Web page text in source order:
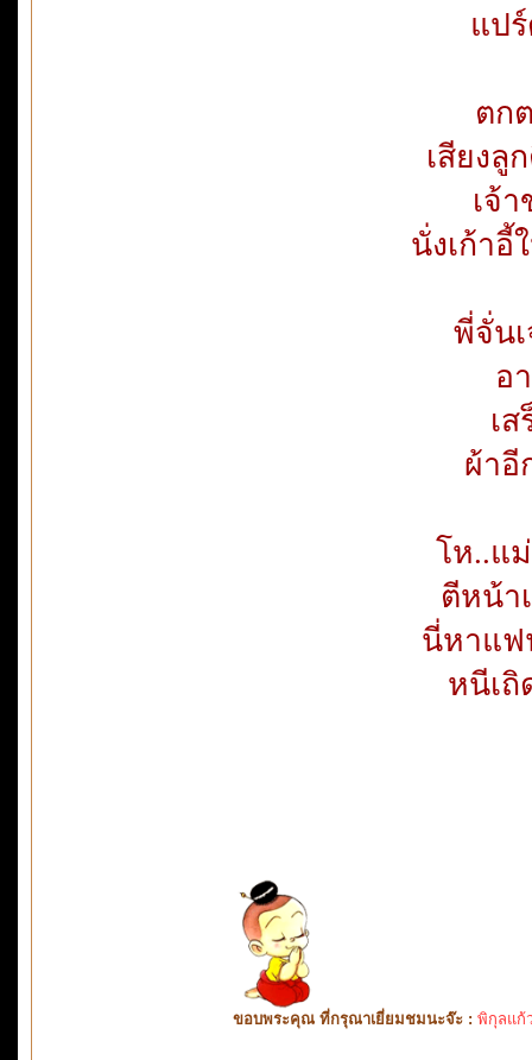
แป
ตก
เสียงลู
เจ้
นั่งเก้า
พี่จั่น
อ
เ
ผ้าอี
โห..แ
ตีหน้า
นี่หาแฟ
หนีเถิ
ขอบพระคุณ ที่กรุณาเยี่ยมชมนะจ๊ะ : พิกุลแก้